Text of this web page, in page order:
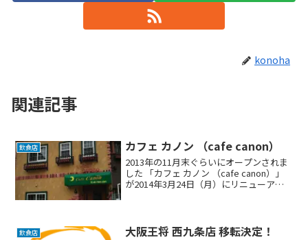
konoha
関連記事
飲食店 カフェ カノン （cafe canon）
2013年の11月末ぐらいにオープンされま
した 「カフェ カノン （cafe canon）」
が2014年3月24日（月）にリニューアル
飲食店 大阪王将 西九条店 移転決定！